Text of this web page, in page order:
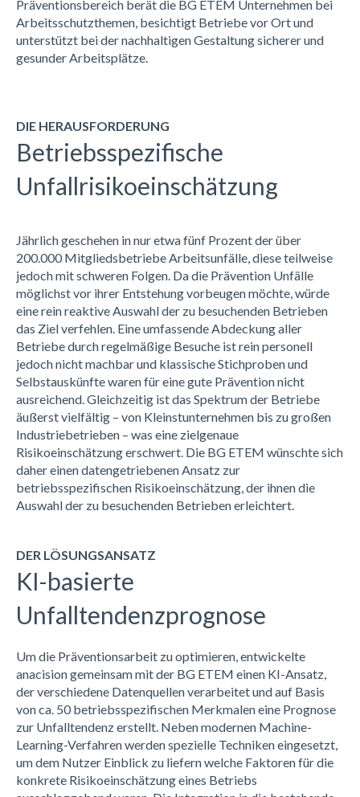
Präventionsbereich berät die BG ETEM Unternehmen bei
Arbeitsschutzthemen, besichtigt Betriebe vor Ortund
unterstützt bei der nachhaltigen Gestaltung sicherer und
gesunder Arbeitsplätze.
DIE HERAUSFORDERUNG
Betriebsspezifische
Unfallrisikoeinschätzung
Jährlich geschehen in nuretwa fünf Prozent der über
200.000 Mitgliedsbetriebe Arbeitsunfälle dieseteilweise
jedoch mit schweren Folgen Da die Prävention Unfälle
möglichst vor ihrer Entstehung vorbeugen möchte, würde
eine rein reaktive Auswahl der zu besuchenden Betrieben
das Ziel verfehlen Eineumfassende Abdeckung aller
Betriebe durch regelmäßige Besuche istrein personell
jedochnichtmachbar und klassische Stichproben und
Selbstauskünftewaren für eine gute Prävention nicht
ausreichend Gleichzeitig ist das Spektrum der Betriebe
äußerst vielfältig – von Kleinstunternehmen bis zu großen
Industriebetrieben – was eine zielgenaue
Risikoeinschätzung erschwert. Die BG ETEM wünschte sich
daher einen datengetriebenen Ansatz zur
betriebsspezifischen Risikoeinschätzung , der ihnen die
Auswahl der zu besuchenden Betriebenerleichtert
DER LÖSUNGSANSATZ
KI-basierte
Unfalltendenzprognose
Um die Präventionsarbeit zu optimieren, entwickelte
anacisiongemeinsam mit der BG ETEM einen KI-Ansatz,
der verschiedene Datenquellen verarbeitetund auf Basis
vonca. 50betriebsspezifischen Merkmalen eine Prognose
zur Unfalltendenz erstellt. Neben modernen Machine-
Learning-Verfahrenwerden spezielle Techniken eingesetzt,
um dem Nutzer Einblick zu liefern welche Faktoren für die
konkrete Risikoeinschätzung eines Betriebs